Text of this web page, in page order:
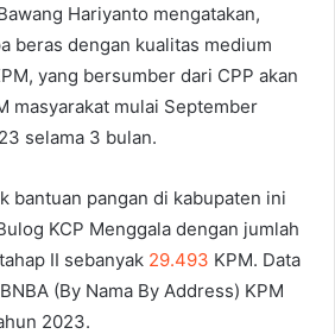
Hariyanto mengatakan,
beras dengan kualitas medium
yang bersumber dari CPP akan
masyarakat mulai September
selama 3 bulan.
bantuan pangan di kabupaten ini
KCP Menggala dengan jumlah
II sebanyak 29.493 KPM. Data
(By Nama By Address) KPM
2023.